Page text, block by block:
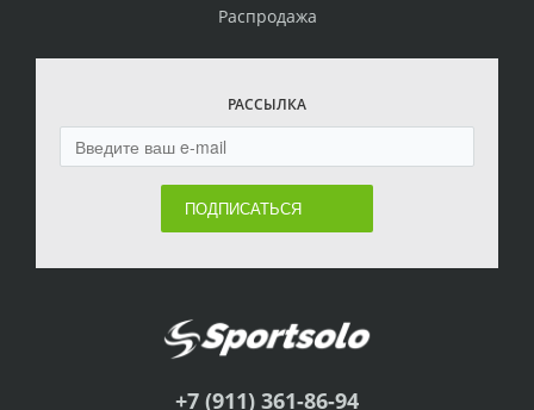
Распродажа
РАССЫЛКА
ПОДПИСАТЬСЯ
+7 (911) 361-86-94